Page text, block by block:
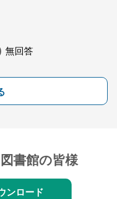
無回答
書館の皆様
ンロード